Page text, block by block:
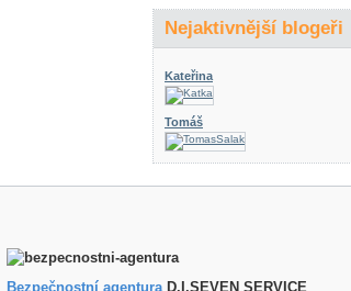
Nejaktivnější blogeři
Kateřina
Tomáš
Bezpečnostní agentura D.I.SEVEN SERVICE